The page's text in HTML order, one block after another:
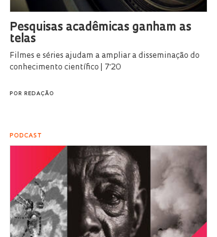
Pesquisas acadêmicas ganham as
telas
Filmes e séries ajudam a ampliar a disseminação do
conhecimento científico | 7'20
POR REDAÇÃO
PODCAST